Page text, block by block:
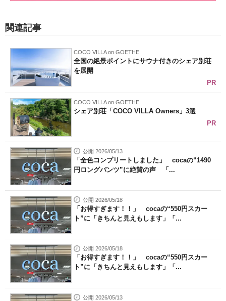
関連記事
COCO VILLA on GOETHE
全国の絶景ポイントにサウナ付きのシェア別荘
を展開
PR
COCO VILLA on GOETHE
シェア別荘「COCO VILLA Owners」3選
PR
公開 2026/05/13
「全色コンプリートしました」 cocaの“1490
円ロングパンツ”に絶賛の声 「...
公開 2026/05/18
「お得すぎます！！」 cocaの“550円スカー
ト”に「きちんと見えもします」「...
公開 2026/05/18
「お得すぎます！！」 cocaの“550円スカー
ト”に「きちんと見えもします」「...
公開 2026/05/13